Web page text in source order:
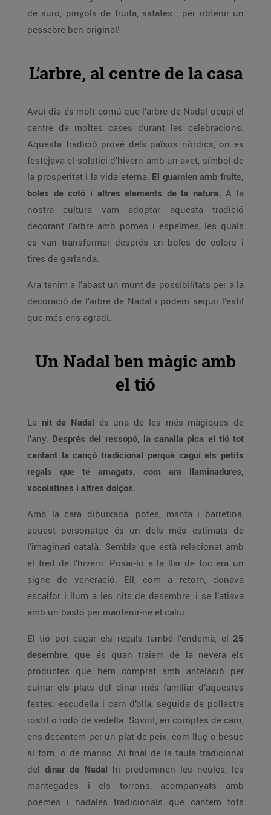
de suro, pinyols de fruita, safates… per obtenir un
pessebre ben original!
L’arbre, al centre de la casa
Avui dia és molt comú que l’arbre de Nadal ocupi el
centre de moltes cases durant les celebracions.
Aquesta tradició prové dels països nòrdics, on es
festejava el solstici d’hivern amb un avet, símbol de
la prosperitat i la vida eterna. El guarnien amb fruits,
boles de cotó i altres elements de la natura. A la
nostra cultura vam adoptar aquesta tradició
decorant l’arbre amb pomes i espelmes, les quals
es van transformar després en boles de colors i
tires de garlanda.
Ara tenim a l’abast un munt de possibilitats per a la
decoració de l’arbre de Nadal i podem seguir l’estil
que més ens agradi.
Un Nadal ben màgic amb
el tió
La nit de Nadal és una de les més màgiques de
l’any. Després del ressopó, la canalla pica el tió tot
cantant la cançó tradicional perquè cagui els petits
regals que té amagats, com ara llaminadures,
xocolatines i altres dolços.
Amb la cara dibuixada, potes, manta i barretina,
aquest personatge és un dels més estimats de
l’imaginari català. Sembla que està relacionat amb
el fred de l’hivern. Posar-lo a la llar de foc era un
signe de veneració. Ell, com a retorn, donava
escalfor i llum a les nits de desembre, i se l’atiava
amb un bastó per mantenir-ne el caliu.
El tió pot cagar els regals també l’endemà, el 25
desembre, que és quan traiem de la nevera els
productes que hem comprat amb antelació per
cuinar els plats del dinar més familiar d’aquestes
festes: escudella i carn d’olla, seguida de pollastre
rostit o rodó de vedella. Sovint, en comptes de carn,
ens decantem per un plat de peix, com lluç o besuc
al forn, o de marisc. Al final de la taula tradicional
del dinar de Nadal hi predominen les neules, les
mantegades i els torrons, acompanyats amb
poemes i nadales tradicionals que cantem tots